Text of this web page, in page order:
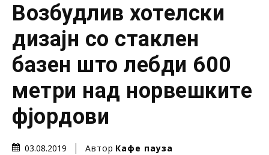
Возбудлив хотелски
дизајн со стаклен
базен што лебди 600
метри над норвешките
фјордови
03.08.2019 Автор Кафе пауза